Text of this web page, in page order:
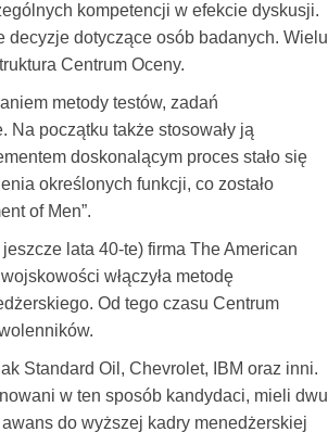
kompetencji w efekcie dyskusji.
decyzje dotyczące osób badanych. Wielu
Centrum Oceny.
metody testów, zadań
Na początku także stosowały ją
doskonalącym proces stało się
określonych funkcji, co zostało
of Men”.
lata 40-te) firma The American
włączyła metodę
Od tego czasu Centrum
Standard Oil, Chevrolet, IBM oraz inni.
w ten sposób kandydaci, mieli dwu
do wyższej kadry menedżerskiej